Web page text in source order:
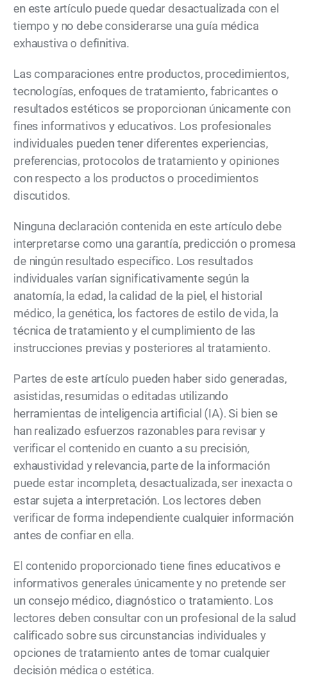
en este artículo puede quedar desactualizada con el
tiempo y no debe considerarse una guía médica
exhaustiva o definitiva.
Las comparaciones entre productos, procedimientos,
tecnologías, enfoques de tratamiento, fabricantes o
resultados estéticos se proporcionan únicamente con
fines informativos y educativos. Los profesionales
individuales pueden tener diferentes experiencias,
preferencias, protocolos de tratamiento y opiniones
con respecto a los productos o procedimientos
discutidos.
Ninguna declaración contenida en este artículo debe
interpretarse como una garantía, predicción o promesa
de ningún resultado específico. Los resultados
individuales varían significativamente según la
anatomía, la edad, la calidad de la piel, el historial
médico, la genética, los factores de estilo de vida, la
técnica de tratamiento y el cumplimiento de las
instrucciones previas y posteriores al tratamiento.
Partes de este artículo pueden haber sido generadas,
asistidas, resumidas o editadas utilizando
herramientas de inteligencia artificial (IA). Si bien se
han realizado esfuerzos razonables para revisar y
verificar el contenido en cuanto a su precisión,
exhaustividad y relevancia, parte de la información
puede estar incompleta, desactualizada, ser inexacta o
estar sujeta a interpretación. Los lectores deben
verificar de forma independiente cualquier información
antes de confiar en ella.
El contenido proporcionado tiene fines educativos e
informativos generales únicamente y no pretende ser
un consejo médico, diagnóstico o tratamiento. Los
lectores deben consultar con un profesional de la salud
calificado sobre sus circunstancias individuales y
opciones de tratamiento antes de tomar cualquier
decisión médica o estética.